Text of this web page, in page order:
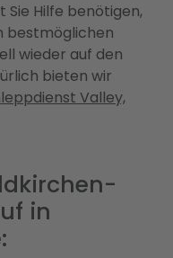
Sie Hilfe benötigen,
bestmöglichen
wieder auf den
bieten wir
Valley,
in